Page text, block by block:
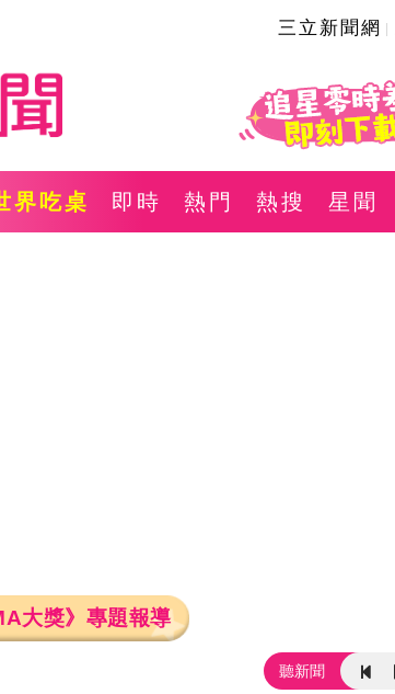
三立新聞網
界吃桌 即時 熱門 熱搜 星聞
大獎》專題報導
聽新聞